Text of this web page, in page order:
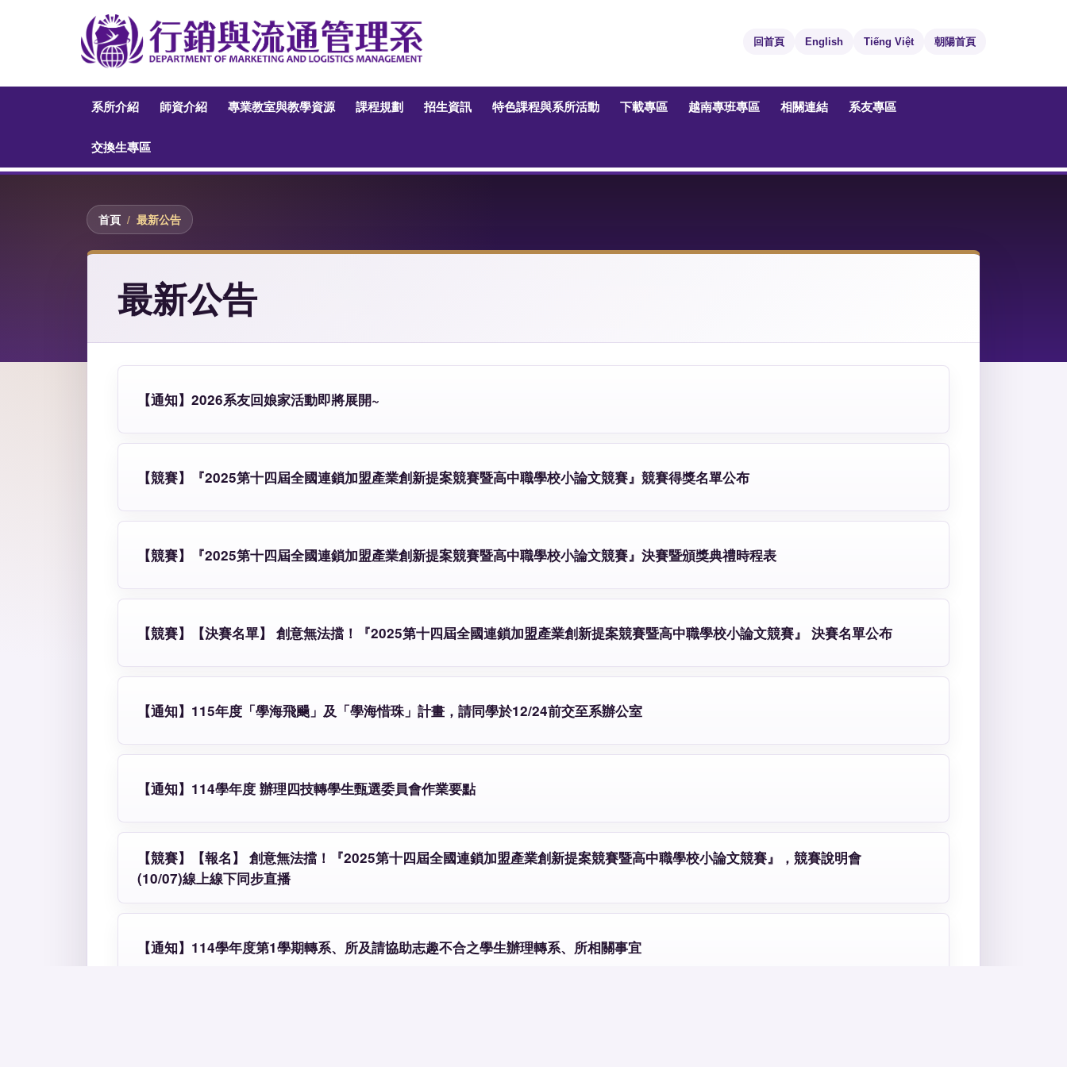
回首頁 English Tiếng Việt 朝陽首頁
系所介紹 師資介紹 專業教室與教學資源 課程規劃 招生資訊 特色課程與系所活動 下載專區 越南專班專區 相關連結 系友專區
交換生專區
首頁 最新公告
最新公告
【通知】2026系友回娘家活動即將展開~
【競賽】『2025第十四屆全國連鎖加盟產業創新提案競賽暨高中職學校小論文競賽』競賽得獎名單公布
【競賽】『2025第十四屆全國連鎖加盟產業創新提案競賽暨高中職學校小論文競賽』決賽暨頒獎典禮時程表
【競賽】【決賽名單】 創意無法擋！『2025第十四屆全國連鎖加盟產業創新提案競賽暨高中職學校小論文競賽』 決賽名單公布
【通知】115年度「學海飛颺」及「學海惜珠」計畫，請同學於12/24前交至系辦公室
【通知】114學年度 辦理四技轉學生甄選委員會作業要點
【競賽】【報名】 創意無法擋！『2025第十四屆全國連鎖加盟產業創新提案競賽暨高中職學校小論文競賽』，競賽說明會
(10/07)線上線下同步直播
【通知】114學年度第1學期轉系、所及請協助志趣不合之學生辦理轉系、所相關事宜